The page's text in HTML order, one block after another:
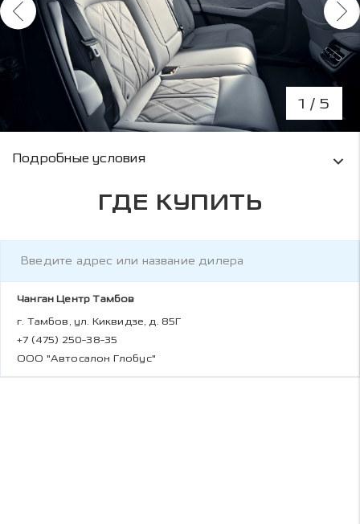
1 / 5
Условия кредитования и информация о
Подробные условия
ГДЕ КУПИТЬ
Чанган Центр Тамбов
г. Тамбов, ул. Киквидзе, д. 85Г
+7 (475) 250-38-35
ООО "Автосалон Глобус"